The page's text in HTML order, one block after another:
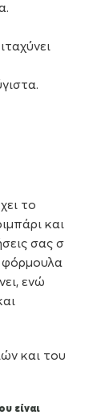
το
και
σας σ
φόρμουλα
ενώ
και του
είναι